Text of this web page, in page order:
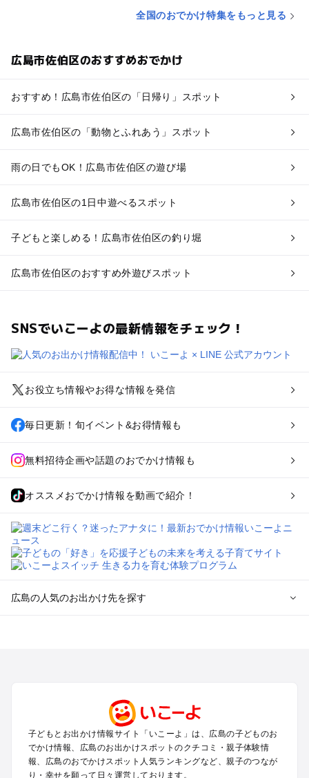
全国のおでかけ特集をもっと見る
広島市佐伯区のおすすめおでかけ
おすすめ！広島市佐伯区の「日帰り」スポット
広島市佐伯区の「動物とふれあう」スポット
雨の日でもOK！広島市佐伯区の遊び場
広島市佐伯区の1日中遊べるスポット
子どもと楽しめる！広島市佐伯区の釣り堀
広島市佐伯区のおすすめ外遊びスポット
SNSでいこーよの最新情報をチェック！
お役立ち情報やお得な情報を発信
毎日更新！旬イベント&お得情報も
無料招待企画や話題のおでかけ情報も
オススメおでかけ情報を動画で紹介！
広島の人気のお出かけ先を探す
三次・庄原・三段峡・世羅・芸北のプールお出かけ
広島の定番お出かけスポット
広島の遊園地
子どもとお出かけ情報サイト「いこーよ」は、広島の子どものお
でかけ情報、広島のお出かけスポットのクチコミ・親子体験情
報、広島のおでかけスポット人気ランキングなど、親子のつなが
り・幸せを願って日々運営しております。